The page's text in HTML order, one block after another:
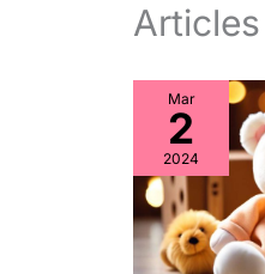
Mar
2
2024